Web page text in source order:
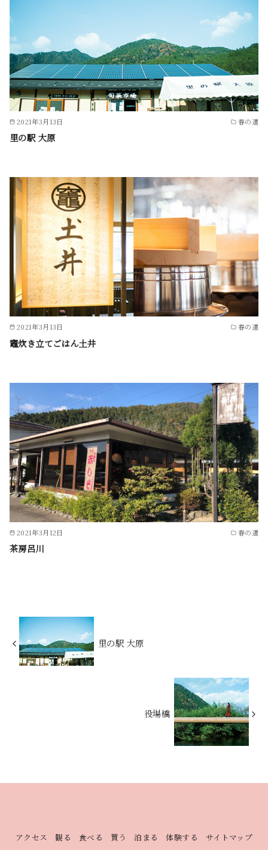
2021年3月13日 春の道
里の駅 大原
2021年3月13日 春の道
竈炊き立てごはん土井
2021年3月12日 春の道
茶房呂川
里の駅 大原
役場橋
アクセス 観る 食べる 買う 泊まる 体験する サイトマップ